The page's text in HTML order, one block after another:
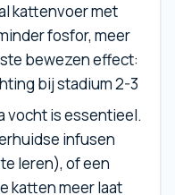
kattenvoer met
fosfor, meer
bewezen effect:
bij stadium 2-3
vocht is essentieel.
infusen
leren), of een
katten meer laat